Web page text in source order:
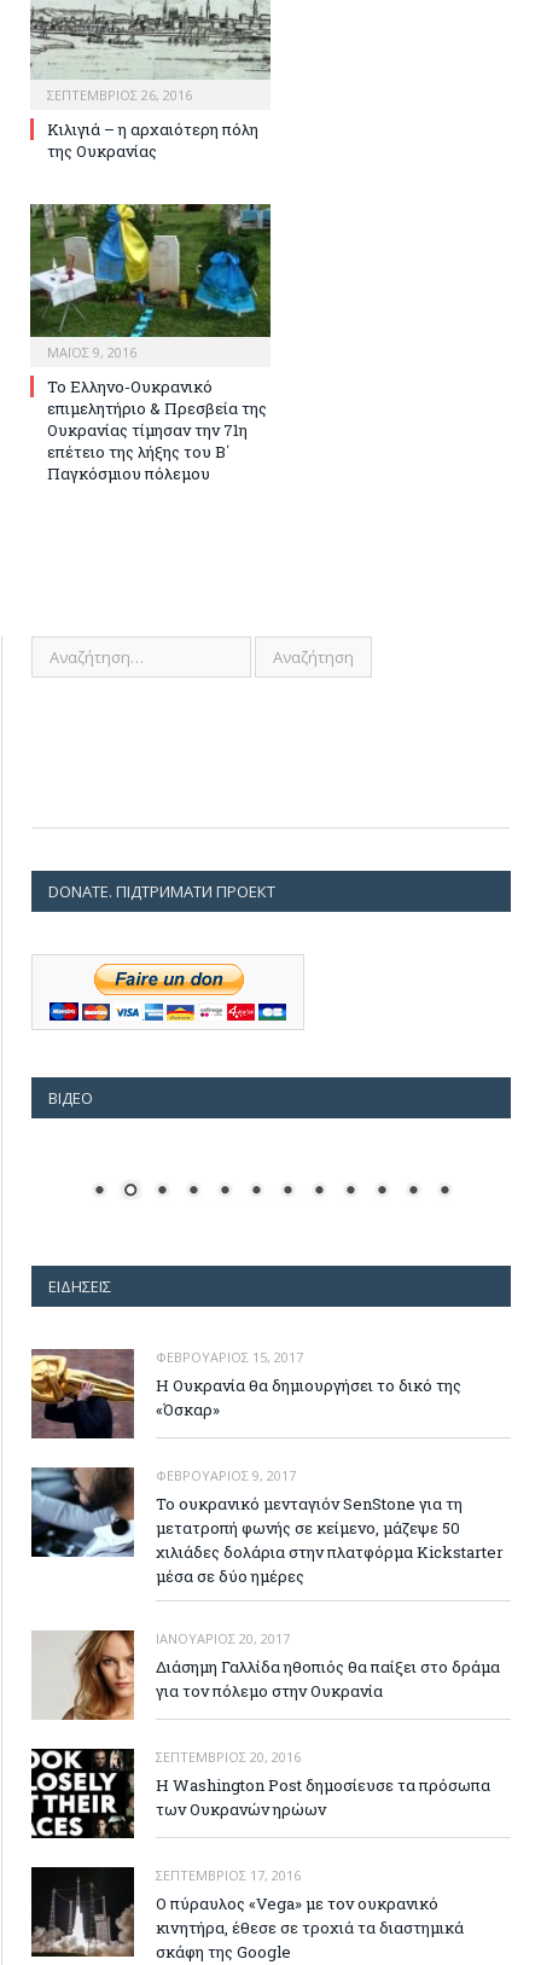
ΣΕΠΤΈΜΒΡΙΟΣ 26, 2016
Κιλιγιά – η αρχαιότερη πόλη
της Ουκρανίας
ΜΆΙΟΣ 9, 2016
Το Ελληνο-Ουκρανικό
επιμελητήριο & Πρεσβεία της
Ουκρανίας τίμησαν την 71η
επέτειο της λήξης του Β΄
Παγκόσμιου πόλεμου
DONATE. ПІДТРИМАТИ ПРОЕКТ
ВІДЕО
ΕΙΔΉΣΕΙΣ
ΦΕΒΡΟΥΆΡΙΟΣ 15, 2017
Η Ουκρανία θα δημιουργήσει το δικό της
«Όσκαρ»
ΦΕΒΡΟΥΆΡΙΟΣ 9, 2017
Το ουκρανικό μενταγιόν SenStone για τη
μετατροπή φωνής σε κείμενο, μάζεψε 50
χιλιάδες δολάρια στην πλατφόρμα Kickstarter
μέσα σε δύο ημέρες
ΙΑΝΟΥΆΡΙΟΣ 20, 2017
Διάσημη Γαλλίδα ηθοπιός θα παίξει στο δράμα
για τον πόλεμο στην Ουκρανία
ΣΕΠΤΈΜΒΡΙΟΣ 20, 2016
Η Washington Post δημοσίευσε τα πρόσωπα
των Ουκρανών ηρώων
ΣΕΠΤΈΜΒΡΙΟΣ 17, 2016
Ο πύραυλος «Vega» με τον ουκρανικό
κινητήρα, έθεσε σε τροχιά τα διαστημικά
σκάφη της Google